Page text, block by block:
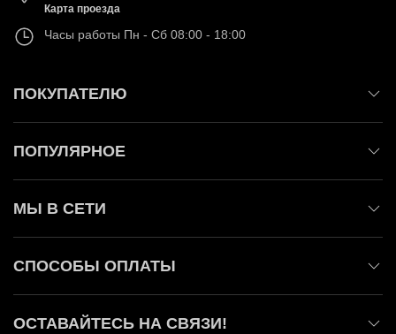
Карта проезда
Часы работы Пн - Сб 08:00 - 18:00
ПОКУПАТЕЛЮ
ПОПУЛЯРНОЕ
МЫ В СЕТИ
СПОСОБЫ ОПЛАТЫ
ОСТАВАЙТЕСЬ НА СВЯЗИ!